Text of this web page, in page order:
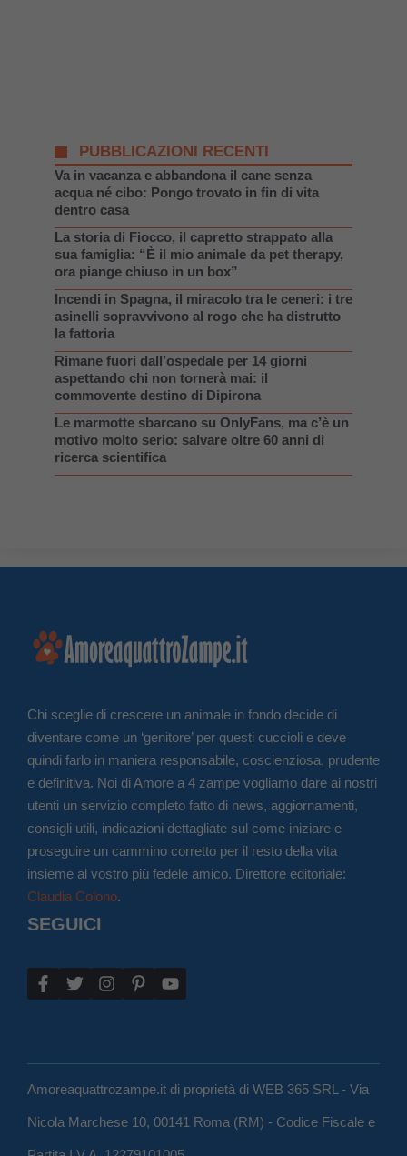
PUBBLICAZIONI RECENTI
Va in vacanza e abbandona il cane senza
acqua né cibo: Pongo trovato in fin di vita
dentro casa
La storia di Fiocco, il capretto strappato alla
sua famiglia: “È il mio animale da pet therapy,
ora piange chiuso in un box”
Incendi in Spagna, il miracolo tra le ceneri: i tre
asinelli sopravvivono al rogo che ha distrutto
la fattoria
Rimane fuori dall’ospedale per 14 giorni
aspettando chi non tornerà mai: il
commovente destino di Dipirona
Le marmotte sbarcano su OnlyFans, ma c’è un
motivo molto serio: salvare oltre 60 anni di
ricerca scientifica
Chi sceglie di crescere un animale in fondo decide di
diventare come un ‘genitore’ per questi cuccioli e deve
quindi farlo in maniera responsabile, coscienziosa, prudente
e definitiva. Noi di Amore a 4 zampe vogliamo dare ai nostri
utenti un servizio completo fatto di news, aggiornamenti,
consigli utili, indicazioni dettagliate sul come iniziare e
proseguire un cammino corretto per il resto della vita
insieme al vostro più fedele amico. Direttore editoriale:
Claudia Colono.
SEGUICI
Amoreaquattrozampe.it di proprietà di WEB 365 SRL - Via
Nicola Marchese 10, 00141 Roma (RM) - Codice Fiscale e